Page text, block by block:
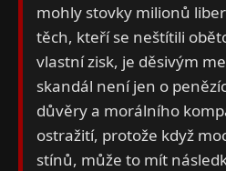
mohly stovky milionů
těch, kteří se neštítili
vlastní zisk, je děsivým
skandál není jen o
důvěry a morálního
ostražití, protože když
stínů, může to mít